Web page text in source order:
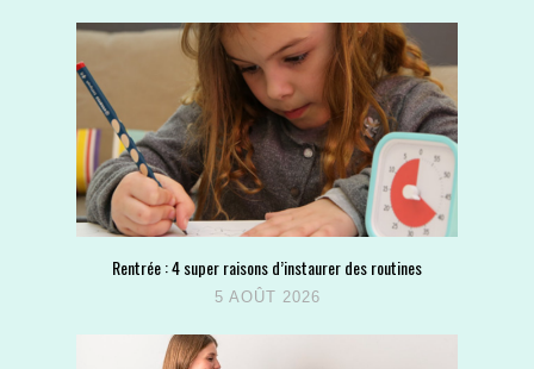
Rentrée : 4 super raisons d’instaurer des routines
5 AOÛT 2026